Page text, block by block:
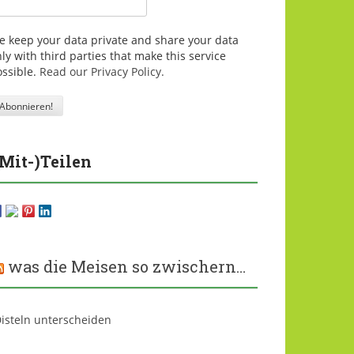
keep your data private and share your data
with third parties that make this service
Read our Privacy Policy.
)Teilen
was die Meisen so zwischern…
unterscheiden